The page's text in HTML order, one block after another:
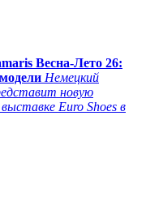
Весна-Лето 26:
Немецкий
новую
Euro Shoes в